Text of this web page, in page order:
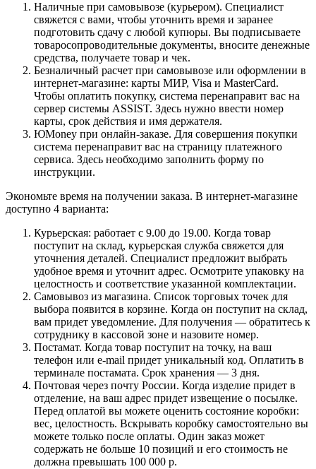
Наличные при самовывозе (курьером). Специалист
свяжется с вами, чтобы уточнить время и заранее
подготовить сдачу с любой купюры. Вы подписываете
товаросопроводительные документы, вносите денежные
средства, получаете товар и чек.
Безналичный расчет при самовывозе или оформлении в
интернет-магазине: карты МИР, Visa и MasterCard.
Чтобы оплатить покупку, система перенаправит вас на
сервер системы ASSIST. Здесь нужно ввести номер
карты, срок действия и имя держателя.
ЮMoney при онлайн-заказе. Для совершения покупки
система перенаправит вас на страницу платежного
сервиса. Здесь необходимо заполнить форму по
инструкции.
Экономьте время на получении заказа. В интернет-магазине
доступно 4 варианта:
Курьерская: работает с 9.00 до 19.00. Когда товар
поступит на склад, курьерская служба свяжется для
уточнения деталей. Специалист предложит выбрать
удобное время и уточнит адрес. Осмотрите упаковку на
целостность и соответствие указанной комплектации.
Самовывоз из магазина. Список торговых точек для
выбора появится в корзине. Когда он поступит на склад,
вам придет уведомление. Для получения — обратитесь к
сотруднику в кассовой зоне и назовите номер.
Постамат. Когда товар поступит на точку, на ваш
телефон или e-mail придет уникальный код. Оплатить в
терминале постамата. Срок хранения — 3 дня.
Почтовая через почту России. Когда изделие придет в
отделение, на ваш адрес придет извещение о посылке.
Перед оплатой вы можете оценить состояние коробки:
вес, целостность. Вскрывать коробку самостоятельно вы
можете только после оплаты. Один заказ может
содержать не больше 10 позиций и его стоимость не
должна превышать 100 000 р.